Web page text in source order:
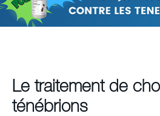
Solution contres les ténébrions
Notre distributeur
Le traitement de
ténébrions